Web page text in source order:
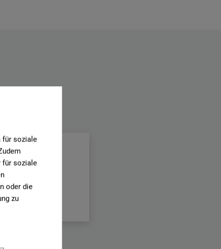
für soziale
für soziale
oder die
zu